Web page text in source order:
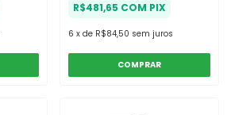
R$481,65 COM PIX
6 x de R$84,50 sem juros